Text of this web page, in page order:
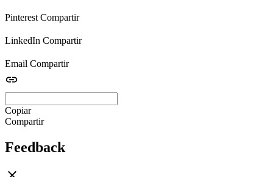
Pinterest Compartir
LinkedIn Compartir
Email Compartir
Copiar
Compartir
Feedback